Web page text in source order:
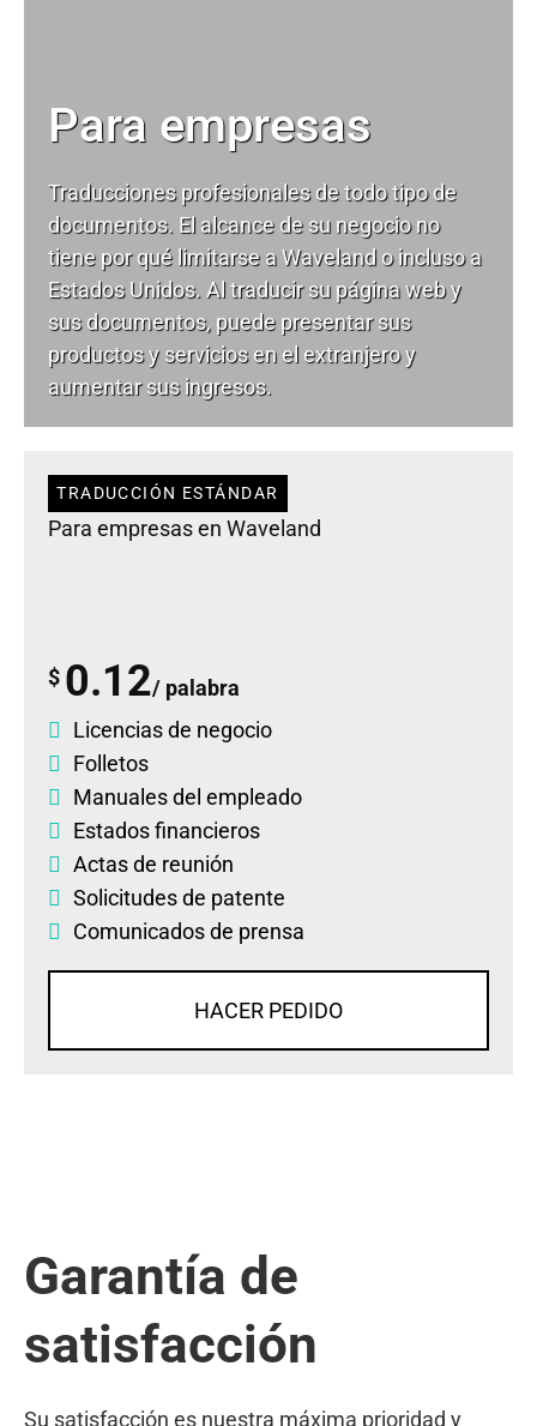
Para empresas
Traducciones profesionales de todo tipo de
documentos. El alcance de su negocio no
tiene por qué limitarse a Waveland o incluso a
Estados Unidos. Al traducir su página web y
sus documentos, puede presentar sus
productos y servicios en el extranjero y
aumentar sus ingresos.
TRADUCCIÓN ESTÁNDAR
Para empresas en Waveland
$ 0.12/ palabra
Licencias de negocio
Folletos
Manuales del empleado
Estados financieros
Actas de reunión
Solicitudes de patente
Comunicados de prensa
HACER PEDIDO
Garantía de
satisfacción
Su satisfacción es nuestra máxima prioridad y